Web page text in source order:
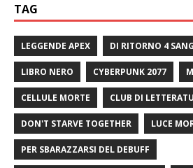
TAG
LEGGENDE APEX DI RITORNO 4
LIBRO NERO CYBERPUNK 2077
CELLULE MORTE CLUB DI
DON'T STARVE TOGETHER LUCE
PER SBARAZZARSI DEL DEBUFF